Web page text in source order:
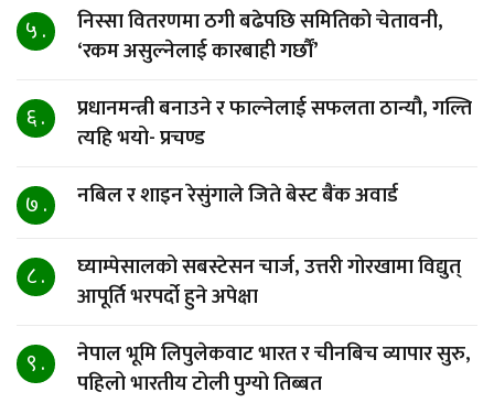
५ .
निस्सा वितरणमा ठगी बढेपछि समितिको चेतावनी,
‘रकम असुल्नेलाई कारबाही गर्छाैं’
६ .
प्रधानमन्त्री बनाउने र फाल्नेलाई सफलता ठान्यौ, गल्ति
त्यहि भयो- प्रचण्ड
७ . नबिल र शाइन रेसुंगाले जिते बेस्ट बैंक अवार्ड
८ .
घ्याम्पेसालको सबस्टेसन चार्ज, उत्तरी गोरखामा विद्युत्
आपूर्ति भरपर्दो हुने अपेक्षा
९ .
नेपाल भूमि लिपुलेकवाट भारत र चीनबिच व्यापार सुरु,
पहिलो भारतीय टोली पुग्यो तिब्बत